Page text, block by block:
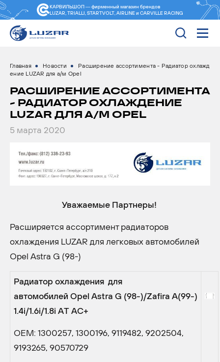
КАРВИЛЬШОП — фирменный магазин брендов
LUZAR, TRIALLI, STARTVOLT, AIRLINE и CARVILLE RACING
Главная Новости
Расширение ассортимента - Радиатор охлажд
ение LUZAR для а/м Opel
РАСШИРЕНИЕ АССОРТИМЕНТА
- РАДИАТОР ОХЛАЖДЕНИЕ
LUZAR ДЛЯ А/М OPEL
5 марта 2020
Уважаемые Партнеры!
Расширяется ассортимент радиаторов
охлаждения LUZAR для легковых автомобилей
Opel Astra G (98-)
Радиатор охлаждения для
автомобилей Opel Astra G (98-)/Zafira A(99-)
1.4i/1.6i/1.8i AТAC+
OEM: 1300257, 1300196, 9119482, 9202504,
9193265, 90570729